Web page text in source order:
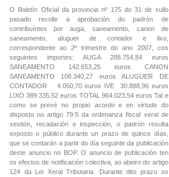
O Boletín Oficial da provincia nº 175 do 31 de xullo
pasado recolle a aprobación do padrón de
contribuíntes por auga, saneamento, canon de
saneamento, aluguer de contador e lixo,
correspondente ao 2º trimestre do ano 2007, cos
seguintes importes: AUGA 288.754,84 euros
SANEAMENTO 142.653,25 euros CANON
SANEAMENTO 108.340,27 euros ALUGUER DE
CONTADOR 4.050,70 euros IVE 30.888,96 euros
LIXO 389.335,52 euros TOTAL 964.023,54 euros Tal e
como se prevé no propio acordo e en virtude do
disposto no artigo 79.5 da ordenanza fiscal xeral de
xestión, recadación e inspección, o padrón resulta
exposto o público durante un prazo de quince días,
que se contarán a partir do día seguinte da publicación
deste anuncio no BOP. O anuncio de publicación ten
os efectos de notificación colectiva, ao abeiro do artigo
124 da Lei Xeral Tributaria. Durante dito prazo os